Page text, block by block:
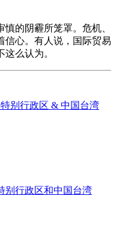
的阴霾所笼罩。危机、
信心。有人说，国际贸易
么认为。
别行政区 & 中国台湾
别行政区和中国台湾